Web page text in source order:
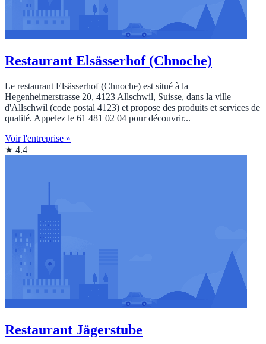
Restaurant Elsässerhof (Chnoche)
Le restaurant Elsässerhof (Chnoche) est situé à la
Hegenheimerstrasse 20, 4123 Allschwil, Suisse, dans la ville
d'Allschwil (code postal 4123) et propose des produits et services de
qualité. Appelez le 61 481 02 04 pour découvrir...
Voir l'entreprise »
★ 4.4
Restaurant Jägerstube